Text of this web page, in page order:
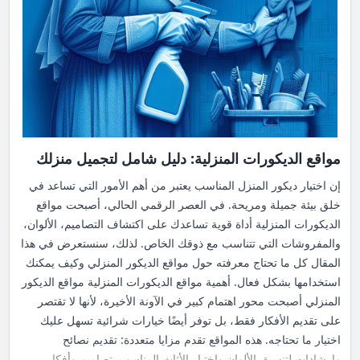
مكان عملك، ستتمتع بمزيج رائع من الجودة والجمال الذي يدوم للأبد.
المنتجات التي تتسع لتلبي احتياجات أي شخص يبحث عن التميز إلى
مئات الفئات من المنتجات تحمل علامات تجارية متنوعة. خاصيات بحث
متطورة تسهل الوصول للسعر والأسلوب المناسب. عروض وخصومات
متكررة تجعل التسوق منه ممتعًا للأسرة. 3. موقع IKEA لا يمكننا
التحدث عن مواقع ديكور المنزل دون ذكر IKEA. هذا الاسم معروف
عالميًا كأحد أكبر شركات تصنيع الأثاث والديكور المنزلي. يتسم موقعهم
الإلكتروني بسهولة التنقل والبحث عن المنتجات التي تناسب الاحتياجات
المختلفة. ما يميز موقع IKEA: مجموعة مميزة من الأثاث بأشكال أنيقة
وسعر مناسب. أدوات تخطيط ثلاثية الأبعاد تساعدك على تصور
المساحات قبل التنفيذ. خيارات الشحن والتوصيل تجعل تجربة التسوق
أكثر مرونة. كيفية الاستفادة القصوى من مواقع الديكورات المنزلية بعد
أن تحدثنا عن أمثلة مواقع مثل Houzz وWayfair، أصبح لدينا فكرة
أولية عن أهمية زيارتها. لكن، كيف يمكنك الاستفادة القصوى منها؟ 1.
إنشاء قائمة بالاحتياجات حدد قائمة بالمواد أو الأثاث الذي تحتاجه قبل
استكشاف المواقع. سيسهم ذلك في تجنب المشتريات العشوائية أو غير
الضرورية. 2. مقارنة الأسعار بعض المواقع توفر نفس المنتجات بأسعار
مواقع الديكورات المنزلية: دليل شامل لتجميل منزلك
إن اختيار ديكور المنزل المناسب يعتبر من أهم الأمور التي تساعد في
خلق بيئة جميلة ومريحة. في العصر الرقمي الحالي، أصبحت مواقع
الديكورات المنزلية أداة قوية تساعدك على اكتشاف التصاميم، الألوان،
والمفروشات التي تتناسب مع ذوقك الخاص. لذلك، سنستعرض في هذا
المقال كل ما تحتاج معرفته حول مواقع الديكور المنزلي وكيف يمكنك
استخدامها بشكل فعال. أهمية مواقع الديكورات المنزلية مواقع الديكور
المنزلي أصبحت محور اهتمام كبير في الآونة الأخيرة، لأنها لا تقتصر
على تقديم الأفكار فقط، بل توفر أيضًا خيارات شرائية تسهل عليك
اختيار ما تحتاجه. هذه المواقع تقدم مزايا متعددة: تقديم نصائح